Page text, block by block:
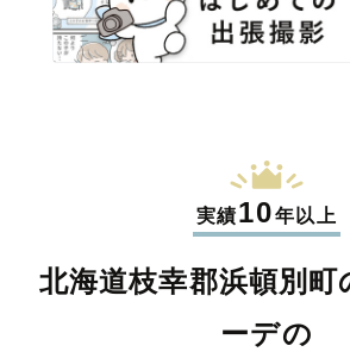
実績10年以上
北海道枝幸郡浜頓別町
ーデの